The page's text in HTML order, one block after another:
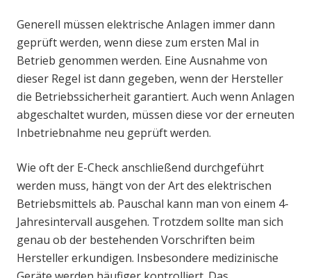
Generell müssen elektrische Anlagen immer dann
geprüft werden, wenn diese zum ersten Mal in
Betrieb genommen werden. Eine Ausnahme von
dieser Regel ist dann gegeben, wenn der Hersteller
die Betriebssicherheit garantiert. Auch wenn Anlagen
abgeschaltet wurden, müssen diese vor der erneuten
Inbetriebnahme neu geprüft werden.
Wie oft der E-Check anschließend durchgeführt
werden muss, hängt von der Art des elektrischen
Betriebsmittels ab. Pauschal kann man von einem 4-
Jahresintervall ausgehen. Trotzdem sollte man sich
genau ob der bestehenden Vorschriften beim
Hersteller erkundigen. Insbesondere medizinische